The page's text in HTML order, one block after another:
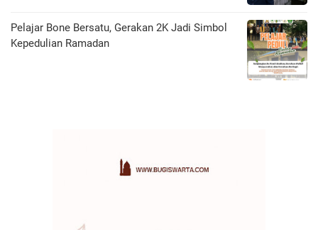
Pelajar Bone Bersatu, Gerakan 2K Jadi Simbol
Kepedulian Ramadan